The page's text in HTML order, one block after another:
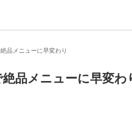
品メニューに早変わり
品メニューに早変わ